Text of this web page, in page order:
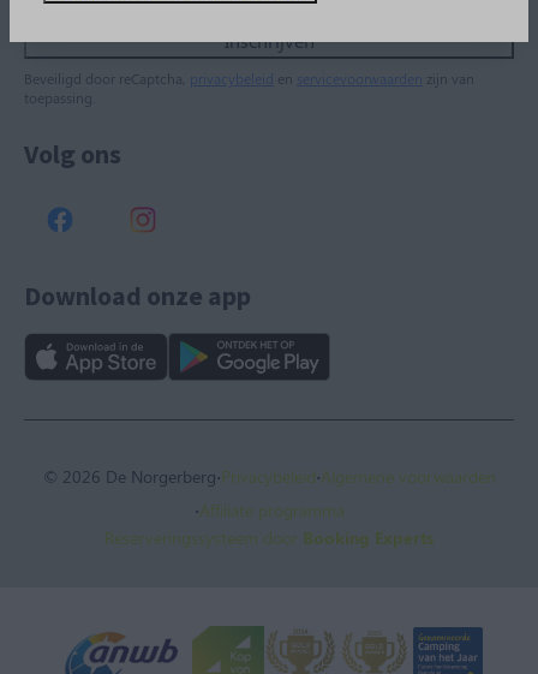
Inschrijven
Beveiligd door reCaptcha, privacybeleid en servicevoorwaarden zijn van
toepassing.
Volg ons
Download onze app
© 2026 De Norgerberg·Privacybeleid·Algemene voorwaarden
·Affiliate programma
Reserveringssysteem door Booking Experts